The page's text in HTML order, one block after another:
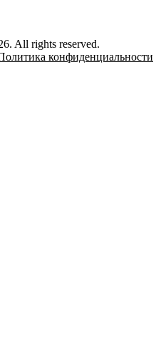
All rights reserved.
конфиденциальности